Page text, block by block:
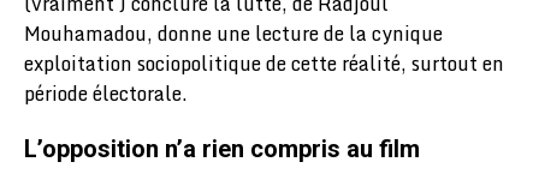
Mouhamadou, donne une lecture de la cynique
exploitation sociopolitique de cette réalité, surtout en
période électorale.
L’opposition n’a rien compris au film